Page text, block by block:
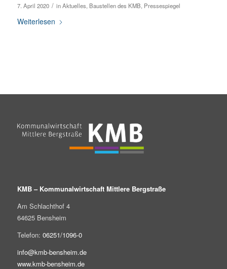
7. April 2020 / inAktuelles, Baustellen des KMB, Pressespiegel
Weiterlesen
KMB – Kommunalwirtschaft Mittlere Bergstraße
Am Schlachthof 4
64625 Bensheim
Telefon: 06251/1096-0
info@kmb-bensheim.de
www.kmb-bensheim.de